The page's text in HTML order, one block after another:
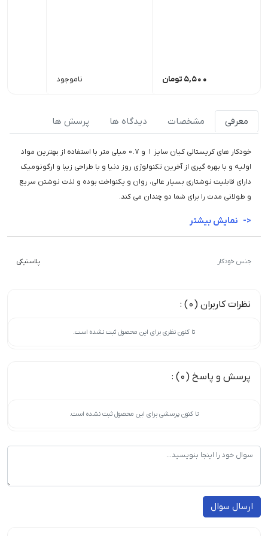
5,500 تومان ناموجود
معرفی مشخصات دیدگاه ها پرسش ها
خودکار های کریستالی کیان سایز ۱ و ۰.۷ میلی متر با استفاده از بهترین مواد
اولیه و با بهره گیری از آخرین تکنولوژی روز دنیا و با طراحی زیبا و ارگونومیک
دارای قابلیت نوشتاری بسیار عالی، روان و یکنواخت بوده و لذت نوشتن سریع
و طولانی مدت را برای شما دو چندان می کند.
جنس خودکار پلاستیکی
نظرات کاربران (0) :
تا کنون نظری برای این محصول ثبت نشده است.
پرسش و پاسخ (0) :
تا کنون پرسشی برای این محصول ثبت نشده است.
ارسال سوال